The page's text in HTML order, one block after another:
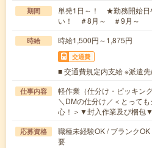
期間
単発1日～！ ★勤務開始日
い！ ＃8月～ ＃9月～
時給 時給1,500円～1,875円
交通費
■ 交通費規定内支給 ※派遣
仕事内容
軽作業（仕分け・ピッキン
＼DMの仕分け／＜とって
心！＞▼封入作業及び梱包
応募資格
職種未経験OK / ブランク
要